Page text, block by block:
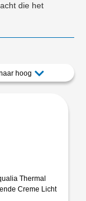
die het
hoog
Thermal
Creme Licht